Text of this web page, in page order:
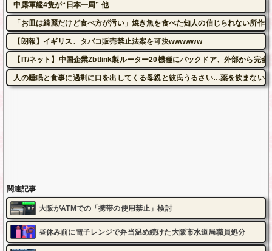
中露軍艦4隻が“日本一周” 他
「お皿は綺麗だけど食べ方が汚い」焼き魚を食べた知人の信じられない所
【朗報】イギリス、タバコ販売禁止法案を可決wwwwww
【IT/ネット】中国企業Zbtlink製ルーター20機種にバックドア、外部から完全
人の睡眠と食事に過剰に口を出してくる母親と彼氏うるさい…薬を飲まない
関連記事
大阪がATMでの「携帯の使用禁止」検討
昼休み前に電子レンジで弁当温め続けた大阪市水道局職員処分